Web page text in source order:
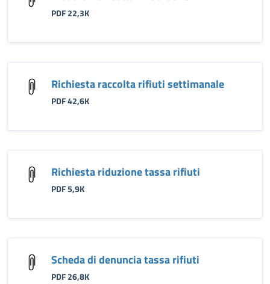
PDF 22,3K
Richiesta raccolta rifiuti settimanale
PDF 42,6K
Richiesta riduzione tassa rifiuti
PDF 5,9K
Scheda di denuncia tassa rifiuti
PDF 26,8K